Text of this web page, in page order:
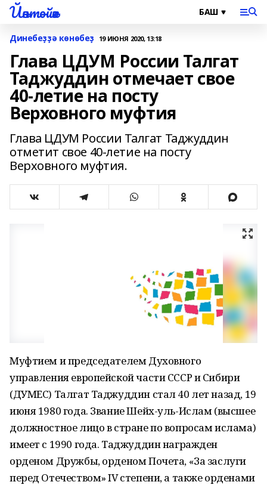
Йәнтөйәк
Динебеҙҙә көнөбеҙ 19 ИЮНЯ 2020, 13:18
Глава ЦДУМ России Талгат
Таджуддин отмечает свое
40-летие на посту
Верховного муфтия
Глава ЦДУМ России Талгат Таджуддин
отметит свое 40-летие на посту
Верховного муфтия.
Муфтием и председателем Духовного
управления европейской части СССР и Сибири
(ДУМЕС) Талгат Таджуддин стал 40 лет назад, 19
июня 1980 года. Звание Шейх-уль-Ислам (высшее
должностное лицо в стране по вопросам ислама)
имеет с 1990 года. Таджуддин награжден
орденом Дружбы, орденом Почета, «За заслуги
перед Отечеством» IV степени, а также орденами